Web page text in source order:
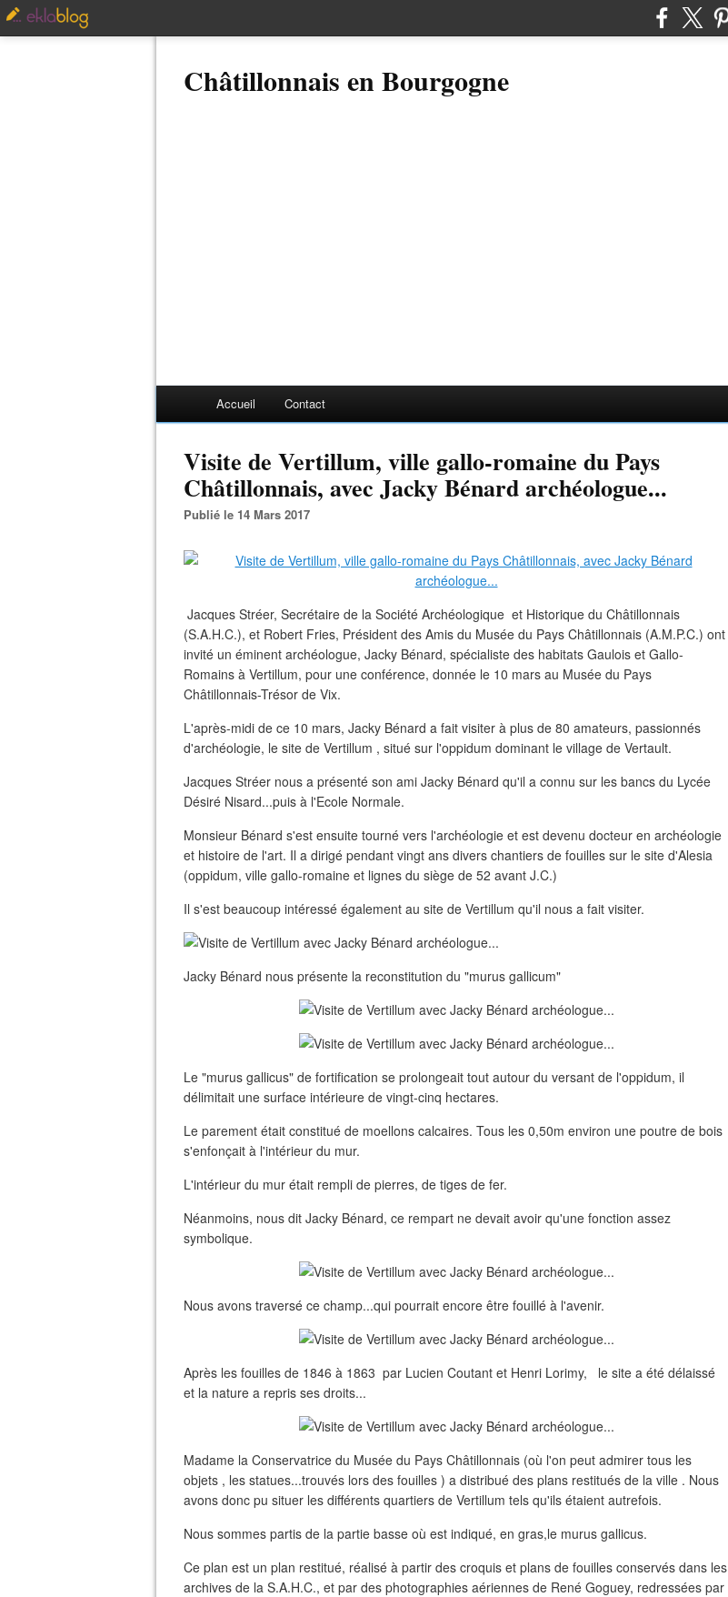
Châtillonnais en Bourgogne
Accueil Contact
Visite de Vertillum, ville gallo-romaine du Pays
Châtillonnais, avec Jacky Bénard archéologue...
Publié le 14 Mars 2017
Jacques Stréer, Secrétaire de la Société Archéologique et Historique du Châtillonnais
(S.A.H.C.), et Robert Fries, Président des Amis du Musée du Pays Châtillonnais (A.M.P.C.) ont
invité un éminent archéologue, Jacky Bénard, spécialiste des habitats Gaulois et Gallo-
Romains à Vertillum, pour une conférence, donnée le 10 mars au Musée du Pays
Châtillonnais-Trésor de Vix.
L'après-midi de ce 10 mars, Jacky Bénard a fait visiter à plus de 80 amateurs, passionnés
d'archéologie, le site de Vertillum , situé sur l'oppidum dominant le village de Vertault.
Jacques Stréer nous a présenté son ami Jacky Bénard qu'il a connu sur les bancs du Lycée
Désiré Nisard...puis à l'Ecole Normale.
Monsieur Bénard s'est ensuite tourné vers l'archéologie et est devenu docteur en archéologie
et histoire de l'art. Il a dirigé pendant vingt ans divers chantiers de fouilles sur le site d'Alesia
(oppidum, ville gallo-romaine et lignes du siège de 52 avant J.C.)
Il s'est beaucoup intéressé également au site de Vertillum qu'il nous a fait visiter.
Jacky Bénard nous présente la reconstitution du "murus gallicum"
Le "murus gallicus" de fortification se prolongeait tout autour du versant de l'oppidum, il
délimitait une surface intérieure de vingt-cinq hectares.
Le parement était constitué de moellons calcaires. Tous les 0,50m environ une poutre de bois
s'enfonçait à l'intérieur du mur.
L'intérieur du mur était rempli de pierres, de tiges de fer.
Néanmoins, nous dit Jacky Bénard, ce rempart ne devait avoir qu'une fonction assez
symbolique.
Nous avons traversé ce champ...qui pourrait encore être fouillé à l'avenir.
Après les fouilles de 1846 à 1863 par Lucien Coutant et Henri Lorimy, le site a été délaissé
et la nature a repris ses droits...
Madame la Conservatrice du Musée du Pays Châtillonnais (où l'on peut admirer tous les
objets , les statues...trouvés lors des fouilles ) a distribué des plans restitués de la ville . Nous
avons donc pu situer les différents quartiers de Vertillum tels qu'ils étaient autrefois.
Nous sommes partis de la partie basse où est indiqué, en gras,le murus gallicus.
Ce plan est un plan restitué, réalisé à partir des croquis et plans de fouilles conservés dans les
archives de la S.A.H.C., et par des photographies aériennes de René Goguey, redressées par